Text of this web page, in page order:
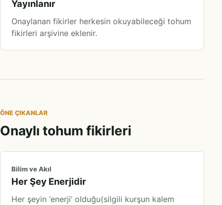
Yayınlanır
Onaylanan fikirler herkesin okuyabileceği tohum
fikirleri arşivine eklenir.
ÖNE ÇIKANLAR
Onaylı tohum fikirleri
Bilim ve Akıl
Her Şey Enerjidir
Her şeyin ‘enerji’ olduğu(silgili kurşun kalem